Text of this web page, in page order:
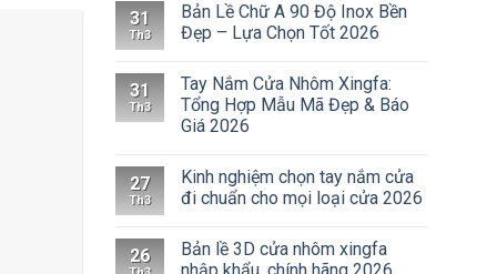
31
Th3
Bản Lề Chữ A 90 Độ Inox Bền
Đẹp – Lựa Chọn Tốt 2026
31
Th3
Tay Nắm Cửa Nhôm Xingfa:
Tổng Hợp Mẫu Mã Đẹp & Báo
Giá 2026
27
Th3
Kinh nghiệm chọn tay nắm cửa
đi chuẩn cho mọi loại cửa 2026
26
Bản lề 3D cửa nhôm xingfa